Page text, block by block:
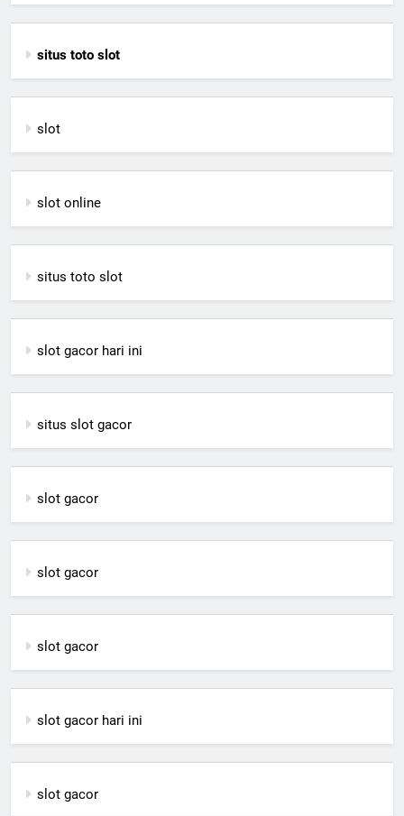
situs toto slot
slot
slot online
situs toto slot
slot gacor hari ini
situs slot gacor
slot gacor
slot gacor
slot gacor
slot gacor hari ini
slot gacor